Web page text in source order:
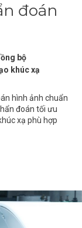
bộ
khúc xạ
đoán
hình ảnh chuẩn
đoán tối ưu
xạ phù hợp